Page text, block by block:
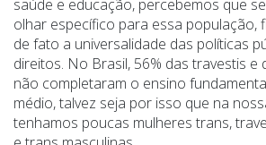
saúde e educação, percebemos que
olhar específico para essa população,
de fato a universalidade das políticas
direitos. No Brasil, 56% das travestis e
não completaram o ensino
médio, talvez seja por isso que na
tenhamos poucas mulheres trans,